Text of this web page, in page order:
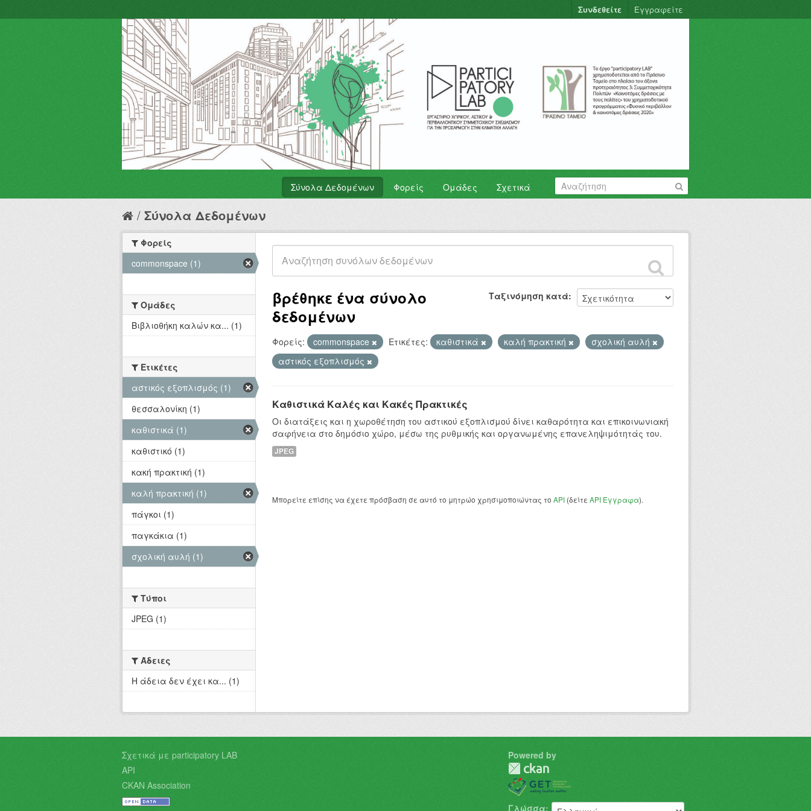
Συνδεθείτε Εγγραφείτε
Σύνολα Δεδομένων Φορείς Ομάδες Σχετικά
Σύνολα Δεδομένων
Ταξινόμηση κατά
βρέθηκε ένα σύνολο
δεδομένων
Φορείς: commonspace Ετικέτες: καθιστικά καλή πρακτική
σχολική αυλή
αστικός εξοπλισμός
Καθιστικά Καλές και Κακές Πρακτικές
Οι διατάξεις και η χωροθέτηση του αστικού εξοπλισμού δίνει καθαρότητα και επικοινωνιακή
σαφήνεια στο δημόσιο χώρο, μέσω της ρυθμικής και οργανωμένης επανεληψιμότητάς του.
JPEG
Μπορείτε επίσης να έχετε πρόσβαση σε αυτό το μητρώο χρησιμοποιώντας το API (δείτε API Έγγραφα).
Φορείς
commonspace (1)
Ομάδες
Βιβλιοθήκη καλών κα... (1)
Ετικέτες
αστικός εξοπλισμός (1)
θεσσαλονίκη (1)
καθιστικά (1)
καθιστικό (1)
κακή πρακτική (1)
καλή πρακτική (1)
πάγκοι (1)
παγκάκια (1)
σχολική αυλή (1)
Τύποι
JPEG (1)
Άδειες
Η άδεια δεν έχει κα... (1)
Σχετικά με participatory LAB
API
CKAN Association
Powered by
Γλώσσα